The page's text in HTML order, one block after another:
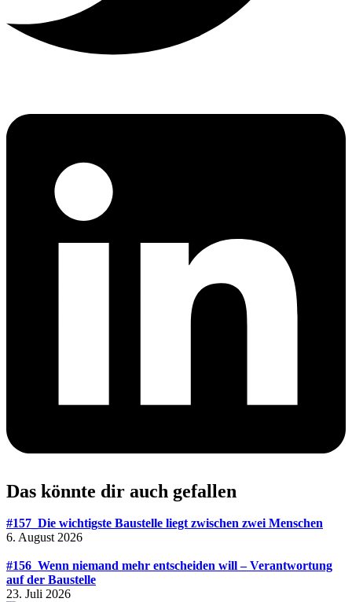
Das könnte dir auch gefallen
#157_Die wichtigste Baustelle liegt zwischen zwei Menschen
6. August 2026
#156_Wenn niemand mehr entscheiden will – Verantwortung
auf der Baustelle
23. Juli 2026